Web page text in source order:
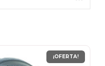
¡OFERTA!